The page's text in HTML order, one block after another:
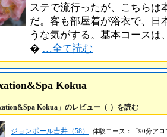
ステで流行ったが、こちらは
だ。客も部屋着が浴衣で、日
うな気がする。基本コースは
� …全て読む
Kokua
Kokua」のレビュー（-）を読む
ジョンポール吉井（58） 体験コース：「90分ア